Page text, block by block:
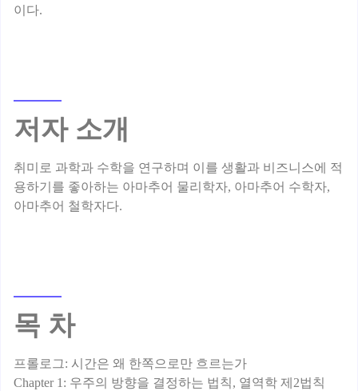
저자 소개
취미로 과학과 수학을 연구하며 이를 생활과 비즈니스에 적
용하기를 좋아하는 아마추어 물리학자, 아마추어 수학자,
목 차
프롤로그: 시간은 왜 한쪽으로만 흐르는가
Chapter 1: 우주의 방향을 결정하는 법칙, 열역학 제2법칙